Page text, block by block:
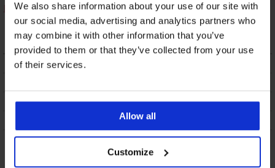
We also share information about your use of our site with
our social media, advertising and analytics partners who
may combine it with other information that you’ve
provided to them or that they’ve collected from your use
of their services.
Allow all
Customize
Damskie bawełniane
body Belen
129,99 zł
OPIS
WYMIANA
Może Ci się spodobać